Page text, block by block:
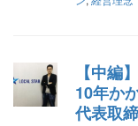
【中編
10年か
代表取